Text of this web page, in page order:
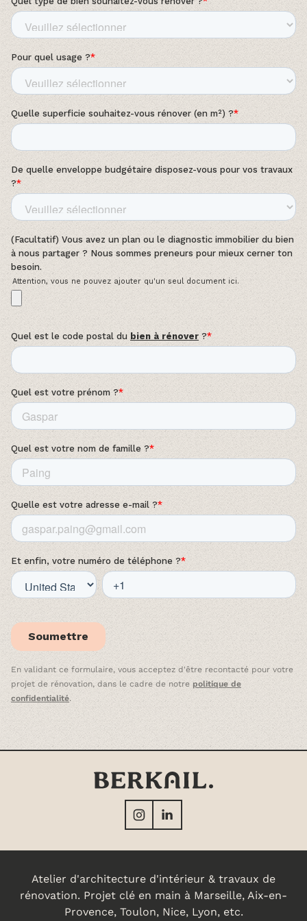
En validant ce formulaire, vous acceptez d'être recontacté pour votre
projet de rénovation, dans le cadre de notre politique de
confidentialité.
Atelier d'architecture d'intérieur & travaux de
rénovation. Projet clé en main à Marseille, Aix-en-
Provence, Toulon, Nice, Lyon, etc.